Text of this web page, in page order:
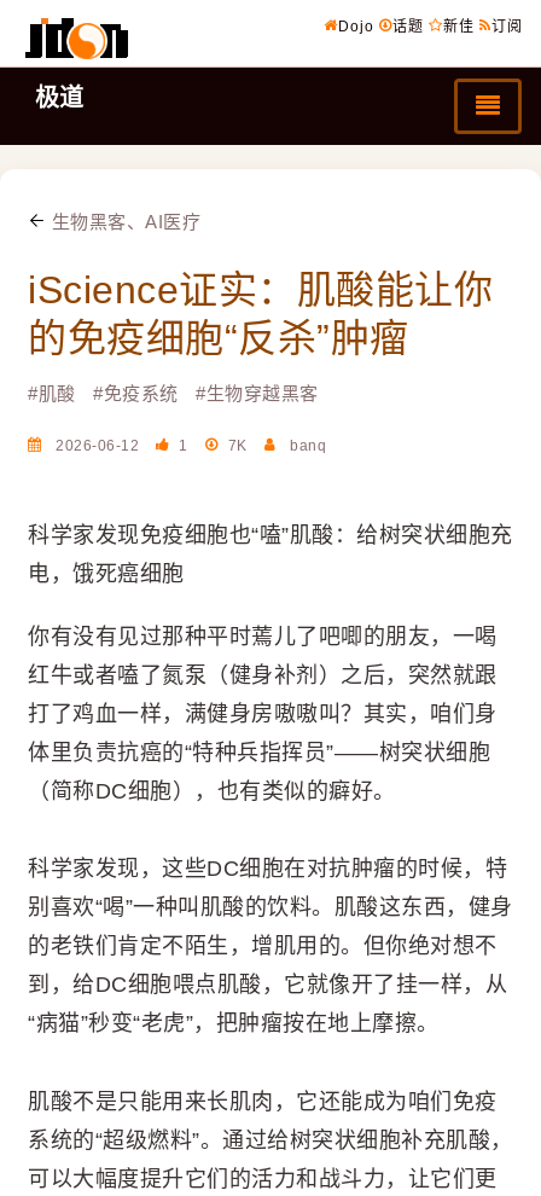
Dojo 话题 新佳 订阅
极道
生物黑客、AI医疗
iScience证实：肌酸能让你
的免疫细胞“反杀”肿瘤
#肌酸 #免疫系统 #生物穿越黑客
2026-06-12 1 7K banq
科学家发现免疫细胞也“嗑”肌酸：给树突状细胞充
电，饿死癌细胞
你有没有见过那种平时蔫儿了吧唧的朋友，一喝
红牛或者嗑了氮泵（健身补剂）之后，突然就跟
打了鸡血一样，满健身房嗷嗷叫？其实，咱们身
体里负责抗癌的“特种兵指挥员”——树突状细胞
（简称DC细胞），也有类似的癖好。
科学家发现，这些DC细胞在对抗肿瘤的时候，特
别喜欢“喝”一种叫肌酸的饮料。肌酸这东西，健身
的老铁们肯定不陌生，增肌用的。但你绝对想不
到，给DC细胞喂点肌酸，它就像开了挂一样，从
“病猫”秒变“老虎”，把肿瘤按在地上摩擦。
肌酸不是只能用来长肌肉，它还能成为咱们免疫
系统的“超级燃料”。通过给树突状细胞补充肌酸，
可以大幅度提升它们的活力和战斗力，让它们更